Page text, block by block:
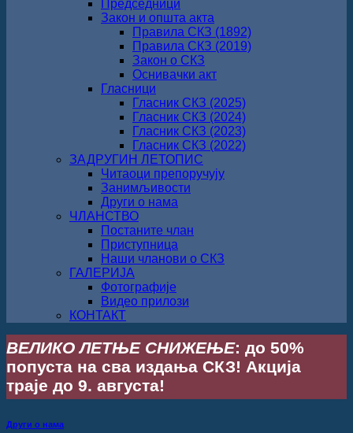
Председници
Закон и општа акта
Правила СКЗ (1892)
Правила СКЗ (2019)
Закон о СКЗ
Оснивачки акт
Гласници
Гласник СКЗ (2025)
Гласник СКЗ (2024)
Гласник СКЗ (2023)
Гласник СКЗ (2022)
ЗАДРУГИН ЛЕТОПИС
Читаоци препоручују
Занимљивости
Други о нама
ЧЛАНСТВО
Постаните члан
Приступница
Наши чланови о СКЗ
ГАЛЕРИЈА
Фотографије
Видео прилози
КОНТАКТ
ВЕЛИКО ЛЕТЊЕ СНИЖЕЊЕ: до 50%
попуста на сва издања СКЗ! Акција
траје до 9. августа!
Други о нама